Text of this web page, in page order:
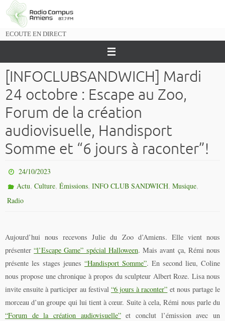
Passer
vers
ECOUTE EN DIRECT
[INFOCLUBSANDWICH] Mardi
24 octobre : Escape au Zoo,
Forum de la création
audiovisuelle, Handisport
Somme et “6 jours à raconter”!
24/10/2023
Actu,Culture,Émissions,INFO CLUB SANDWICH,Musique,
Radio
Aujourd’hui nous recevons Julie du Zoo d’Amiens. Elle vient nous
présenter“l’Escape Game” spécial Halloween. Mais avant ça, Rémi nous
présente les stages jeunes “Handisport Somme”. En second lieu, Coline
nous propose une chronique à propos du sculpteur Albert Roze. Lisa nous
invite ensuite à participer au festival “6 jours à raconter” et nous partage le
morceau d’un groupe qui lui tient à cœur. Suite à cela, Rémi nous parle du
“Forum de la création audiovisuelle”et conclut l’émission avec un